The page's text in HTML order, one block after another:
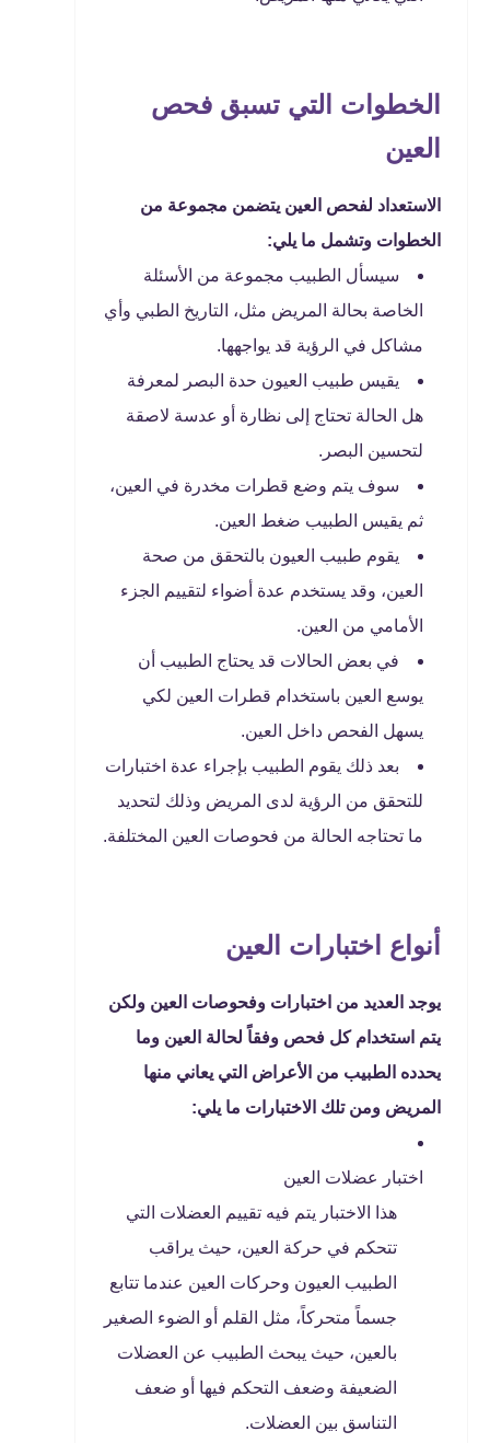
الخطوات التي تسبق فحص
العين
الاستعداد لفحص العين يتضمن مجموعة من
الخطوات وتشمل ما يلي:
سيسأل الطبيب مجموعة من الأسئلة
الخاصة بحالة المريض مثل، التاريخ الطبي وأي
مشاكل في الرؤية قد يواجهها.
يقيس طبيب العيون حدة البصر لمعرفة
هل الحالة تحتاج إلى نظارة أو عدسة لاصقة
لتحسين البصر.
سوف يتم وضع قطرات مخدرة في العين،
ثم يقيس الطبيب ضغط العين.
يقوم طبيب العيون بالتحقق من صحة
العين، وقد يستخدم عدة أضواء لتقييم الجزء
الأمامي من العين.
في بعض الحالات قد يحتاج الطبيب أن
يوسع العين باستخدام قطرات العين لكي
يسهل الفحص داخل العين.
بعد ذلك يقوم الطبيب بإجراء عدة اختبارات
للتحقق من الرؤية لدى المريض وذلك لتحديد
ما تحتاجه الحالة من فحوصات العين المختلفة.
أنواع اختبارات العين
يوجد العديد من اختبارات وفحوصات العين ولكن
يتم استخدام كل فحص وفقاً لحالة العين وما
يحدده الطبيب من الأعراض التي يعاني منها
المريض ومن تلك الاختبارات ما يلي:
اختبار عضلات العين
هذا الاختبار يتم فيه تقييم العضلات التي
تتحكم في حركة العين، حيث يراقب
الطبيب العيون وحركات العين عندما تتابع
جسماً متحركاً، مثل القلم أو الضوء الصغير
بالعين، حيث يبحث الطبيب عن العضلات
الضعيفة وضعف التحكم فيها أو ضعف
التناسق بين العضلات.